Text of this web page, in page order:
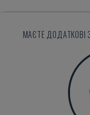
МАЄТЕ ДОДАТКОВІ